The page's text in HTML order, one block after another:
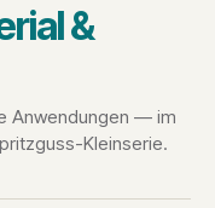
&
Anwendungen — im
Kleinserie.